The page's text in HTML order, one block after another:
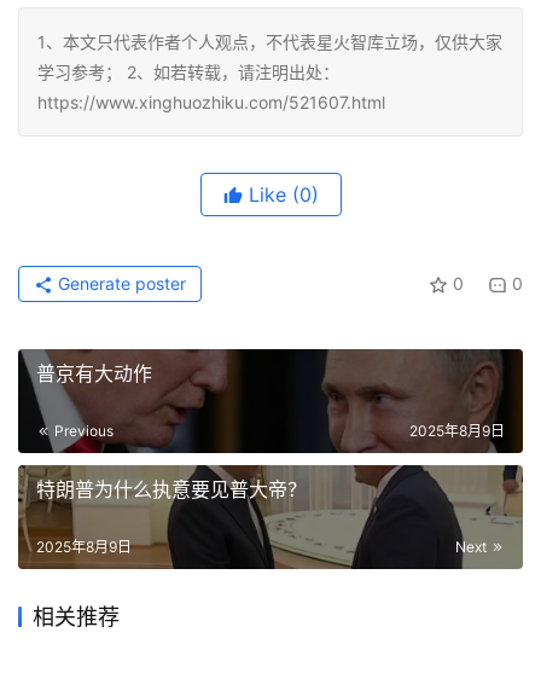
既然好处没了，凭什么还要像以前那样死心塌地呢？
https://www.xinghuozhiku.com/521607.html
Generate poster
普京有大动作
2025年8月9日
特朗普为什么执意要见普大帝？
2025年8月9日